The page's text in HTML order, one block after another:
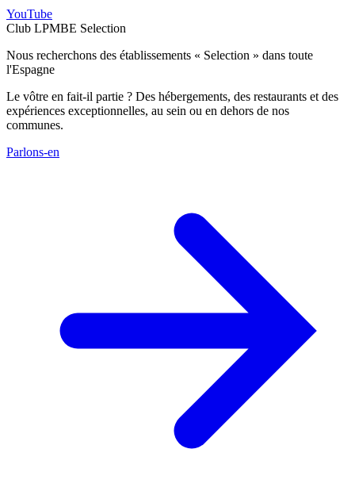
YouTube
Club LPMBE Selection
Nous recherchons des établissements « Selection » dans toute
l'Espagne
Le vôtre en fait-il partie ? Des hébergements, des restaurants et des
expériences exceptionnelles, au sein ou en dehors de nos
communes.
Parlons-en